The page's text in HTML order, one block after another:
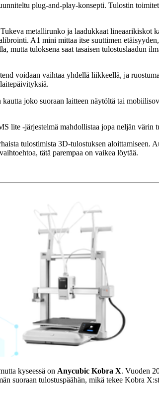
plug-and-play-konsepti. Tulostin
metallirunko ja laadukkaat
A1 mini mittaa itse suuttimen
mutta tuloksena saat tasaisen tulostuslaadun
voidaan vaihtaa yhdellä liikkeellä, ja
joko suoraan laitteen näytöltä tai
lite -järjestelmä mahdollistaa jopa neljän värin
tulostimista 3D-tulostuksen aloittamiseen.
tätä parempaa on vaikea löytää.
kyseessä on Anycubic Kobra X. Vuoden
suoraan tulostuspäähän, mikä tekee Kobra